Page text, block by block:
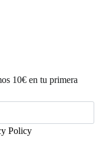
10€ en tu primera
Policy